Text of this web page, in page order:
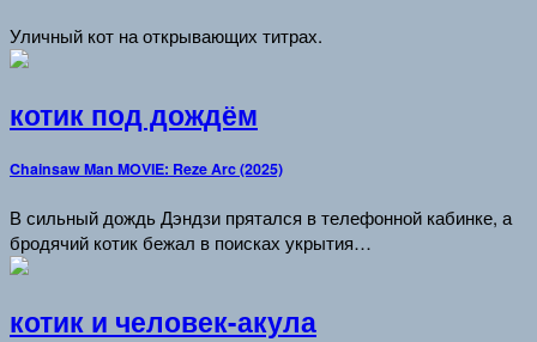
Уличный кот на открывающих титрах.
котик под дождём
Chainsaw Man MOVIE: Reze Arc (2025)
В сильный дождь Дэндзи прятался в телефонной кабинке, а
бродячий котик бежал в поисках укрытия…
котик и человек-акула